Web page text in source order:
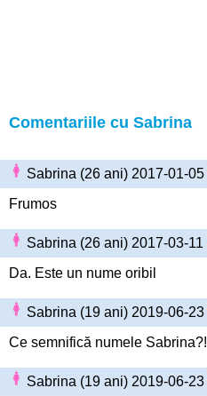
Comentariile cu Sabrina
Sabrina (26 ani) 2017-01-05
Frumos
Sabrina (26 ani) 2017-03-11
Da. Este un nume oribil
Sabrina (19 ani) 2019-06-23
Ce semnifică numele Sabrina?!
Sabrina (19 ani) 2019-06-23